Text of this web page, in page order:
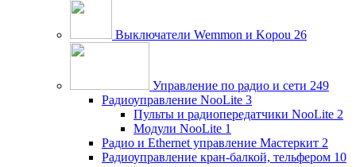
Выключатели Wemmon и Kopou 26
Управление по радио и сети 249
Радиоуправление NooLite 3
Пульты и радиопередатчики NooLite 2
Модули NooLite 1
Радио и Ethernet управление Мастеркит 2
Радиоуправление кран-балкой, тельфером 10